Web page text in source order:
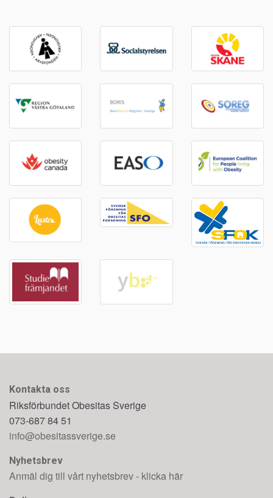
Kontakta oss
Riksförbundet Obesitas Sverige
073-687 84 51
info@obesitassverige.se
Nyhetsbrev
Anmäl dig till vårt nyhetsbrev - klicka här